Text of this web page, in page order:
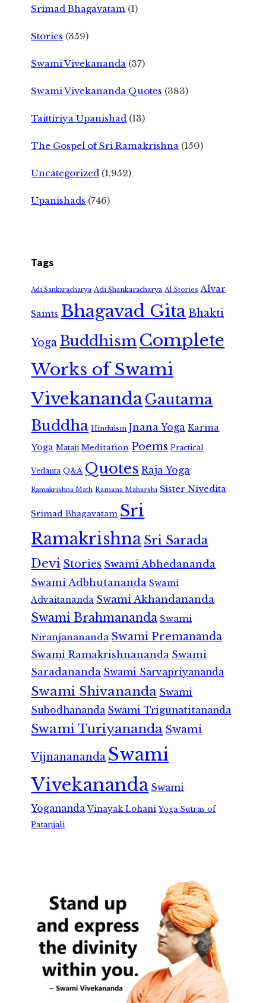
Srimad Bhagavatam (1)
Stories (359)
Swami Vivekananda (37)
Swami Vivekananda Quotes (383)
Taittiriya Upanishad (13)
The Gospel of Sri Ramakrishna (150)
Uncategorized (1,952)
Upanishads (746)
Tags
Adi Sankaracharya Adi Shankaracharya AI Stories Alvar
Saints Bhagavad GitaBhakti
Yoga Buddhism Complete
Works of Swami
VivekanandaGautama
Buddha Hinduism Jnana Yoga Karma
Yoga Mataji Meditation Poems Practical
Vedanta Q&A Quotes Raja Yoga
Ramakrishna Math Ramana Maharshi Sister Nivedita
Srimad Bhagavatam Sri
RamakrishnaSri Sarada
Devi Stories Swami Abhedananda
Swami Adbhutananda Swami
Advaitananda Swami Akhandananda
Swami Brahmananda Swami
Niranjanananda Swami Premananda
Swami Ramakrishnananda Swami
Saradananda Swami Sarvapriyananda
Swami Shivananda Swami
Subodhananda Swami Trigunatitananda
Swami Turiyananda Swami
Vijnanananda Swami
Vivekananda Swami
Yogananda Vinayak Lohani Yoga Sutras of
Patanjali